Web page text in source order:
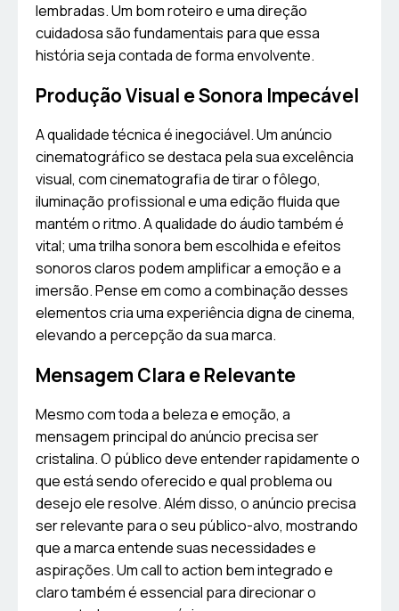
lembradas. Um bom roteiro e uma direção
cuidadosa são fundamentais para que essa
história seja contada de forma envolvente.
Produção Visual e Sonora Impecável
A qualidade técnica é inegociável. Um anúncio
cinematográfico se destaca pela sua excelência
visual, com cinematografia de tirar o fôlego,
iluminação profissional e uma edição fluida que
mantém o ritmo. A qualidade do áudio também é
vital; uma trilha sonora bem escolhida e efeitos
sonoros claros podem amplificar a emoção e a
imersão. Pense em como a combinação desses
elementos cria uma experiência digna de cinema,
elevando a percepção da sua marca.
Mensagem Clara e Relevante
Mesmo com toda a beleza e emoção, a
mensagem principal do anúncio precisa ser
cristalina. O público deve entender rapidamente o
que está sendo oferecido e qual problema ou
desejo ele resolve. Além disso, o anúncio precisa
ser relevante para o seu público-alvo, mostrando
que a marca entende suas necessidades e
aspirações. Um call to action bem integrado e
claro também é essencial para direcionar o